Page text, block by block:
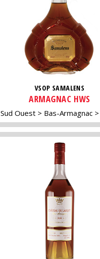
VSOP SAMALENS
ARMAGNAC HWS
Sud Ouest Bas-Armagnac